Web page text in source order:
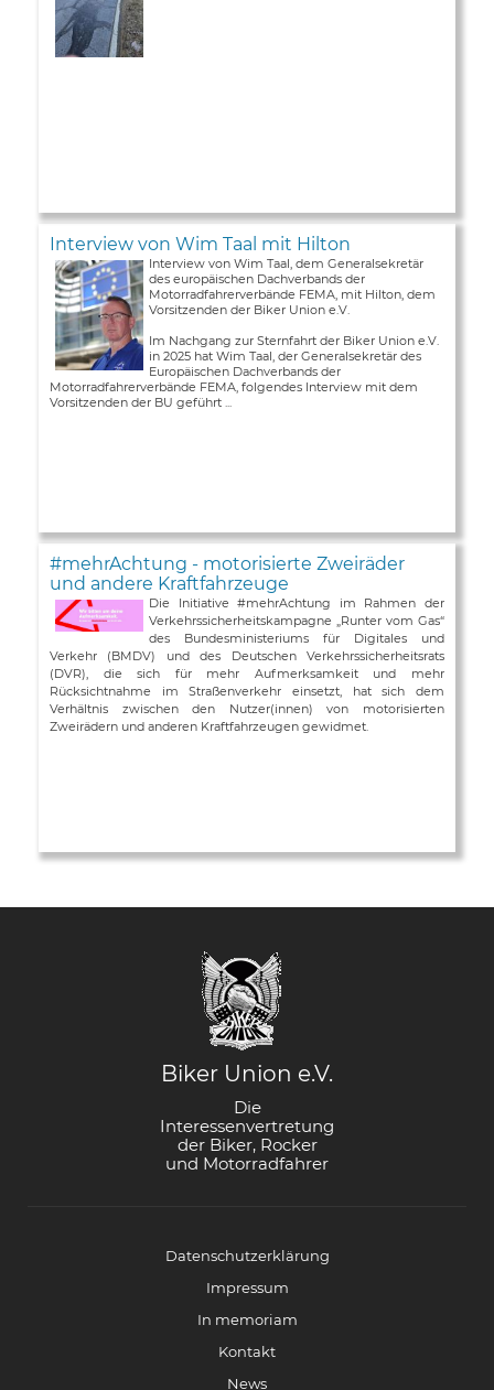
Interview von Wim Taal mit Hilton
Interview von Wim Taal, dem Generalsekretär
des europäischen Dachverbands der
Motorradfahrerverbände FEMA, mit Hilton, dem
Vorsitzenden der Biker Union e.V.
Im Nachgang zur Sternfahrt der Biker Union e.V.
in 2025 hat Wim Taal, der Generalsekretär des
Europäischen Dachverbands der
Motorradfahrerverbände FEMA, folgendes Interview mit dem
Vorsitzenden der BU geführt ...
#mehrAchtung - motorisierte Zweiräder
und andere Kraftfahrzeuge
Die Initiative #mehrAchtung im Rahmen der
Verkehrssicherheitskampagne „Runter vom Gas“
des Bundesministeriums für Digitales und
Verkehr (BMDV) und des Deutschen Verkehrssicherheitsrats
(DVR), die sich für mehr Aufmerksamkeit und mehr
Rücksichtnahme im Straßenverkehr einsetzt, hat sich dem
Verhältnis zwischen den Nutzer(innen) von motorisierten
Zweirädern und anderen Kraftfahrzeugen gewidmet.
Biker Union e.V.
Die
Interessenvertretung
der Biker, Rocker
und Motorradfahrer
Datenschutzerklärung
Impressum
In memoriam
Kontakt
News